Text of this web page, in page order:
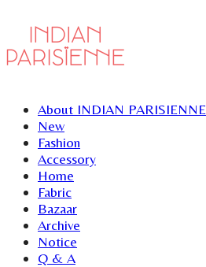
About INDIAN PARISIENNE
New
Fashion
Accessory
Home
Fabric
Bazaar
Archive
Notice
Q & A